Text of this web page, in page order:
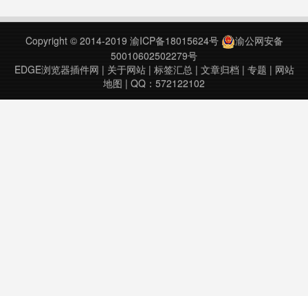
PxtoRem v0.0.3上次更新日期：
次更新日期：2020年3月11日……
Copyright © 2014-2019 渝ICP备18015624号
渝公网安备
50010602502279号
EDGE浏览器插件网 | 关于网站| 标签汇总| 文章归档 | 专题 | 网站
地图 | QQ：572122102